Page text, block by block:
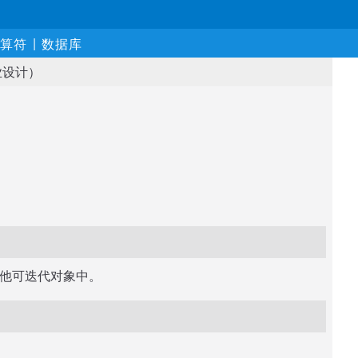
符 | 数据库
计）
迭代对象中。